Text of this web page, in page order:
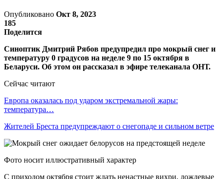
Опубликовано Окт 8, 2023
185
Поделится
Синоптик Дмитрий Рябов предупредил про мокрый снег и
температуру 0 градусов на неделе 9 по 15 октября в
Беларуси. Об этом он рассказал в эфире телеканала ОНТ.
Сейчас читают
Европа оказалась под ударом экстремальной жары:
температура…
Жителей Бреста предупреждают о снегопаде и сильном ветре
Фото носит иллюстративный характер
С приходом октября стоит ждать ненастные вихри, дождевые